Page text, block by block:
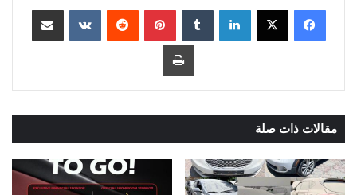
لينكدإن ‏Tumblr بينتيريست
‏Reddit
‏VKontakte مشاركة عبر البريد
طباعة
مقالات ذات صلة